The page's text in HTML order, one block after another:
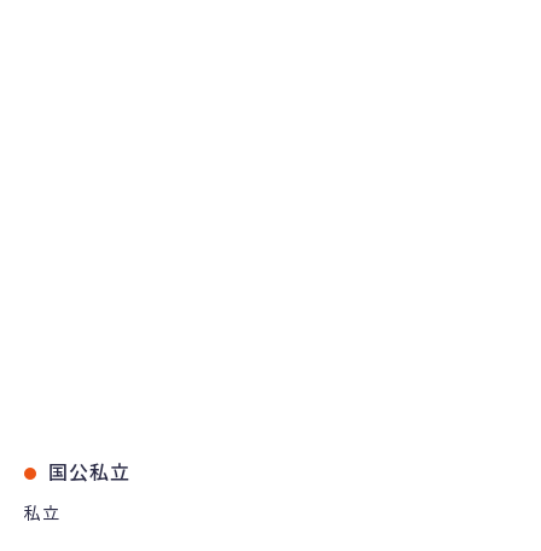
国公私立
私立